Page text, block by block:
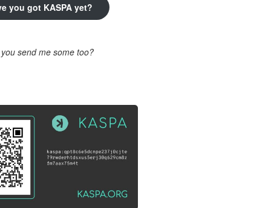
you got KASPA yet?
you send me some too?